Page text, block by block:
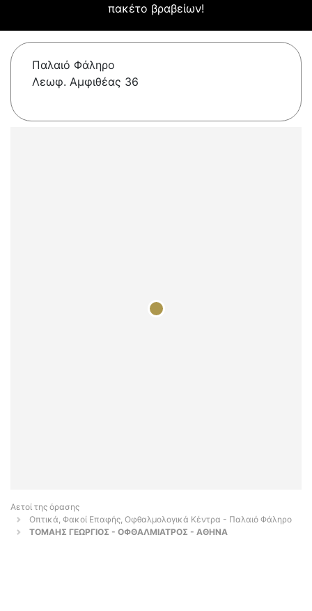
πακέτο βραβείων!
Παλαιό Φάληρο
Λεωφ. Αμφιθέας 36
Αετοί της όρασης
Οπτικά, Φακοί Επαφής, Οφθαλμολογικά Κέντρα - Παλαιό Φάληρο
ΤΟΜΑΗΣ ΓΕΩΡΓΙΟΣ - ΟΦΘΑΛΜΙΑΤΡΟΣ - ΑΘΗΝΑ